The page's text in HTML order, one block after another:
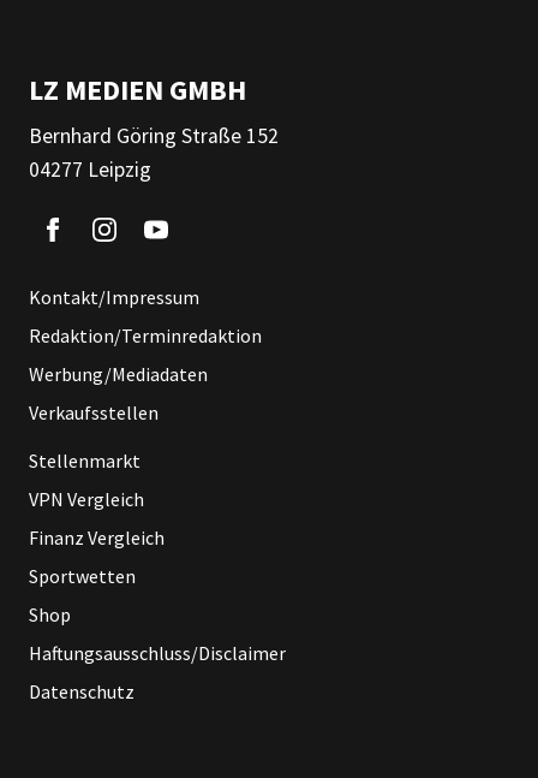
LZ MEDIEN GMBH
Bernhard Göring Straße 152
04277 Leipzig
Kontakt/Impressum
Redaktion/Terminredaktion
Werbung/Mediadaten
Verkaufsstellen
Stellenmarkt
VPN Vergleich
Finanz Vergleich
Sportwetten
Shop
Haftungsausschluss/Disclaimer
Datenschutz